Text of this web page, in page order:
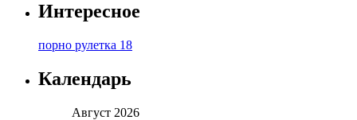
Интересное
порно рулетка 18
Календарь
Август 2026